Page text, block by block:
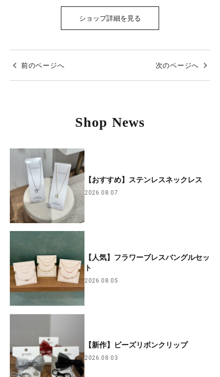
ショップ詳細を見る
前のページへ 次のページへ
Shop News
【おすすめ】ステンレスネックレス
2026.08.07
【人気】フラワーブレスバングルセッ
ト
2026.08.05
【新作】ビーズリボンクリップ
2026.08.03